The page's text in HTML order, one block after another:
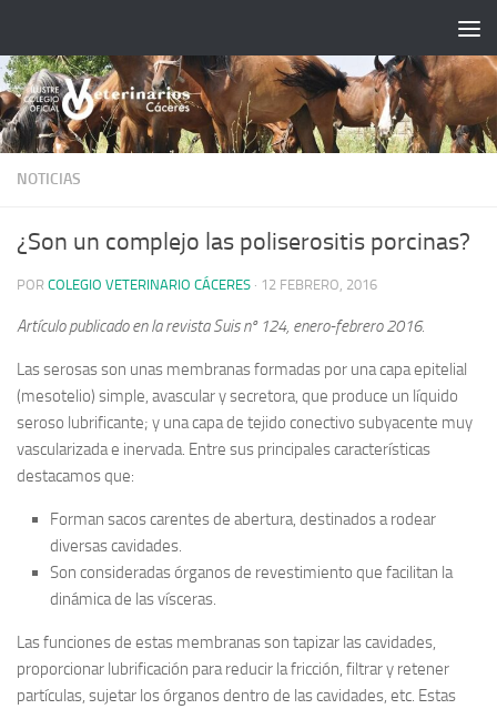
NOTICIAS
¿Son un complejo las poliserositis porcinas?
POR COLEGIO VETERINARIO CÁCERES · 12 FEBRERO, 2016
Artículo publicado en la revista Suis nº 124, enero-febrero 2016.
Las serosas son unas membranas formadas por una capa epitelial
(mesotelio) simple, avascular y secretora, que produce un líquido
seroso lubrificante; y una capa de tejido conectivo subyacente muy
vascularizada e inervada. Entre sus principales características
destacamos que:
Forman sacos carentes de abertura, destinados a rodear
diversas cavidades.
Son consideradas órganos de revestimiento que facilitan la
dinámica de las vísceras.
Las funciones de estas membranas son tapizar las cavidades,
proporcionar lubrificación para reducir la fricción, filtrar y retener
partículas, sujetar los órganos dentro de las cavidades, etc. Estas